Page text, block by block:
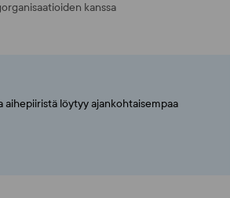
kanssa
aihepiiristä löytyy ajankohtaisempaa